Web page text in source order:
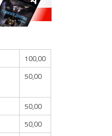
100,00
50,00
50,00
50,00